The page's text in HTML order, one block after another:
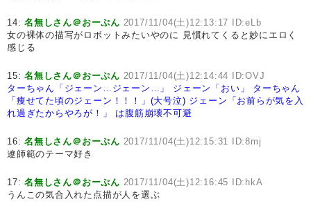
14:名無しさん＠おーぷん 2017/11/04(土)12:13:17 ID:eLb
女の裸体の描写がロボットみたいやのに 見慣れてくると妙にエロく
感じる
15:名無しさん＠おーぷん 2017/11/04(土)12:14:44 ID:OVJ
ターちゃん「ジェーン…ジェーン…」
ジェーン「おい」
ターちゃん
「痩せてた頃のジェーン！！！」(大号泣) ジェーン「お前らが気を入
れ過ぎたからやろが！」
は腹筋崩壊不可避
16:名無しさん＠おーぷん 2017/11/04(土)12:15:31 ID:8mj
遼師範のテーマ好き
17:名無しさん＠おーぷん 2017/11/04(土)12:16:45 ID:hkA
うんこの気合入れた点描が人を選ぶ